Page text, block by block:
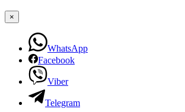
×
WhatsApp
Facebook
Viber
Telegram